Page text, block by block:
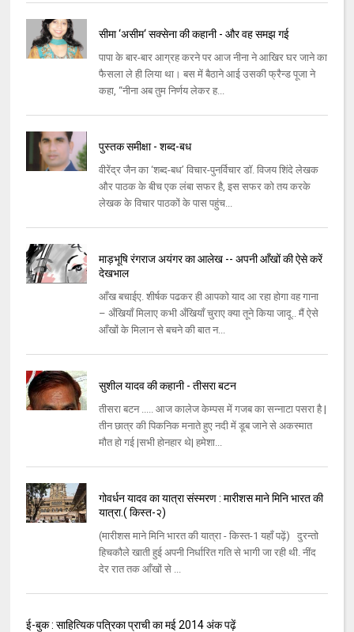
सीमा ‘असीम‘ सक्‍सेना की कहानी - और वह समझ गई
पापा के बार-बार आग्रह करने पर आज नीना ने आखिर घर जाने का
फैसला ले ही लिया था। बस में बैठाने आई उसकी फ्रैन्‍ड पूजा ने
कहा, ‘‘नीना अब तुम निर्णय लेकर ह...
पुस्तक समीक्षा - शब्द-बध
वीरेंद्र जैन का ‘शब्द-बध’ विचार-पुनर्विचार डॉ. विजय शिंदे लेखक
और पाठक के बीच एक लंबा सफर है, इस सफर को तय करके
लेखक के विचार पाठकों के पास पहुंच...
माड़भूषि रंगराज अयंगर का आलेख -- अपनी आँखों की ऐसे करें
देखभाल
आँख बचाईए. शीर्षक पढकर ही आपको याद आ रहा होगा वह गाना
– अँखियाँ मिलाए कभी अँखियाँ चुराए क्या तूने किया जादू.. मैं ऐसे
आँखों के मिलान से बचने की बात न...
सुशील यादव की कहानी - तीसरा बटन
तीसरा बटन ..... आज कालेज केम्पस में गजब का सन्नाटा पसरा है |
तीन छात्र की पिकनिक मनाते हुए नदी में डूब जाने से अकस्मात
मौत हो गई |सभी होनहार थे| हमेशा...
गोवर्धन यादव का यात्रा संस्मरण : मारीशस माने मिनि भारत की
यात्रा.( किस्त-२)
(मारीशस माने मिनि भारत की यात्रा - किस्त-1 यहाँ पढ़ें) दुरन्तो
हिचकौले खाती हुई अपनी निर्धारित गति से भागी जा रही थी. नींद
देर रात तक आँखों से ...
ई-बुक : साहित्यिक पत्रिका प्राची का मई 2014 अंक पढ़ें